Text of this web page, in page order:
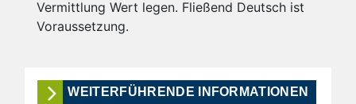
Vermittlung Wert legen. Fließend Deutsch ist
Voraussetzung.
WEITERFÜHRENDE INFORMATIONEN